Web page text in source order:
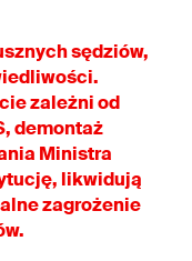
sędziów,
zależni od
demontaż
Ministra
likwidują
zagrożenie